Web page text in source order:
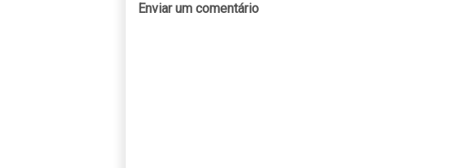
Enviar um comentário